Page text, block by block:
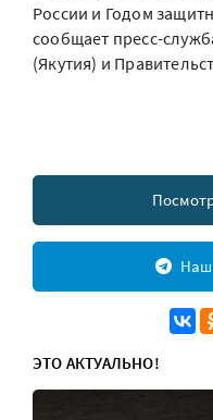
России и Годом
сообщает пресс-
(Якутия) и
Наш
ЭТО АКТУАЛЬНО!